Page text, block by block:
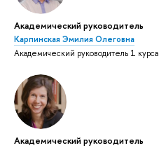
Академический руководитель
Карпинская Эмилия Олеговна
Академический руководитель 1 курса
Академический руководитель